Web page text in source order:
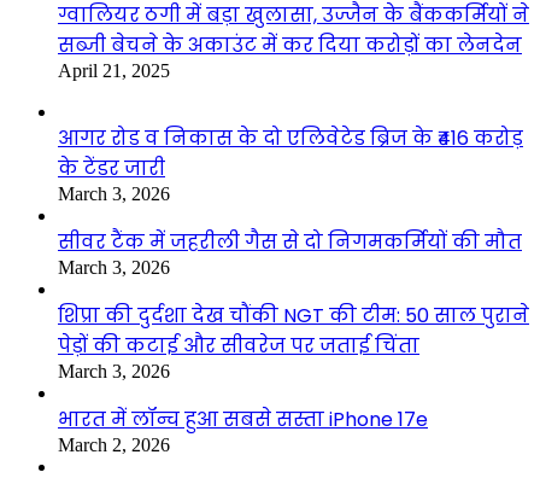
ग्वालियर ठगी में बड़ा खुलासा, उज्जैन के बैंककर्मियों ने
सब्जी बेचने के अकाउंट में कर दिया करोड़ों का लेनदेन
April 21, 2025
आगर रोड व निकास के दो एलिवेटेड ब्रिज के ₹416 करोड़
के टेंडर जारी
March 3, 2026
सीवर टैंक में जहरीली गैस से दो निगमकर्मियों की मौत
March 3, 2026
शिप्रा की दुर्दशा देख चौंकी NGT की टीम: 50 साल पुराने
पेड़ों की कटाई और सीवरेज पर जताई चिंता
March 3, 2026
भारत में लॉन्च हुआ सबसे सस्ता iPhone 17e
March 2, 2026